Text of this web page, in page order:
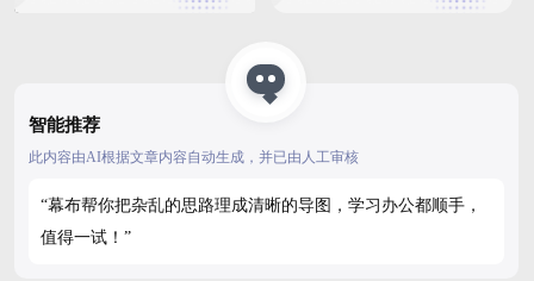
智能推荐
此内容由AI根据文章内容自动生成，并已由人工审核
“幕布帮你把杂乱的思路理成清晰的导图，学习办公都顺手，
值得一试！”